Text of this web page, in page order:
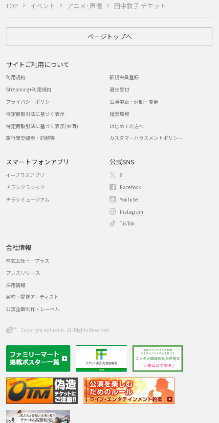
TOP イベント アニメ･声優 田中敦子 チケット
ページトップへ
サイトご利用について
利用規約
Streaming+利用規約
プライバシーポリシー
特定商取引法に基づく表示
特定商取引法に基づく表示(お酒)
旅行業登録表・約款等
新規会員登録
退会受付
公演中止・延期・変更
推奨環境
はじめての方へ
カスタマーハラスメントポリシー
スマートフォンアプリ
イープラスアプリ
チラシクラシック
チラシミュージアム
公式SNS
X
Facebook
Youtube
Instagram
TikTok
会社情報
株式会社イープラス
プレスリリース
採用情報
契約・提携アーティスト
公演企画制作・レーベル
Copyright eplus inc. All Rights Reserved.